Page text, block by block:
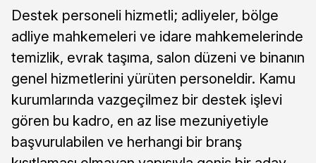
Destek personeli hizmetli; adliyeler, bölge
adliye mahkemeleri ve idare mahkemelerinde
temizlik, evrak taşıma, salon düzeni ve binanın
genel hizmetlerini yürüten personeldir. Kamu
kurumlarında vazgeçilmez bir destek işlevi
gören bu kadro, en az lise mezuniyetiyle
başvurulabilen ve herhangi bir branş